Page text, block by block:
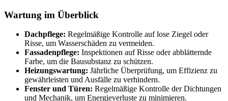
Wartung im Überblick
Dachpflege: Regelmäßige Kontrolle auf lose Ziegel oder
Risse, um Wasserschäden zu vermeiden.
Fassadenpflege: Inspektionen auf Risse oder abblätternde
Farbe, um die Bausubstanz zu schützen.
Heizungswartung: Jährliche Überprüfung, um Effizienz zu
gewährleisten und Ausfälle zu verhindern.
Fenster und Türen: Regelmäßige Kontrolle der Dichtungen
und Mechanik, um Energieverluste zu minimieren.